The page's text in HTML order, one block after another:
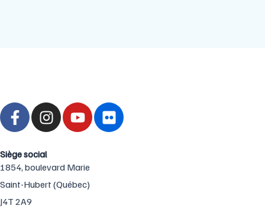
F
a
c
e
b
o
o
I
n
s
t
a
g
Y
o
u
u
b
F
l
i
Siège social
1854, boulevard Marie
Saint-Hubert (Québec)
J4T 2A9